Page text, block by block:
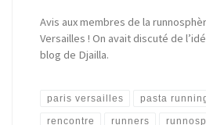
Avis aux membres de la
Versailles ! On avait discuté de
blog de Djailla.
paris versailles pasta
rencontre runners